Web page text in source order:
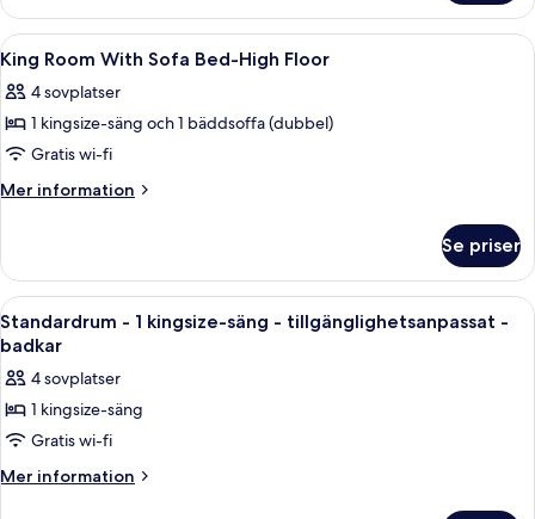
King
Room
Öppna
alla
foton
för
King
Room
Bed-
High
Floor
Ett hotellrum med en säng, en
8
King Room With Sofa Bed-High Floor
4 sovplatser
1 kingsize-säng och 1 bäddsoffa (dubbel)
Gratis wi-fi
Mer information
Mer
Room
With
Sofa
Bed-
Floor
Se priser
Öppna
alla
foton
för
Standardrum
-
1
Ett hotellrum med en soffa, en
7
Standardrum - 1 kingsize-säng - tillgänglighetsanpassat -
badkar
4 sovplatser
1 kingsize-säng
Gratis wi-fi
Mer information
Mer